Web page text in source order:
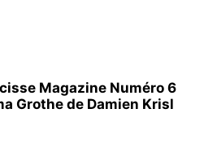
Magazine Numéro 6
Grothe de Damien Krisl